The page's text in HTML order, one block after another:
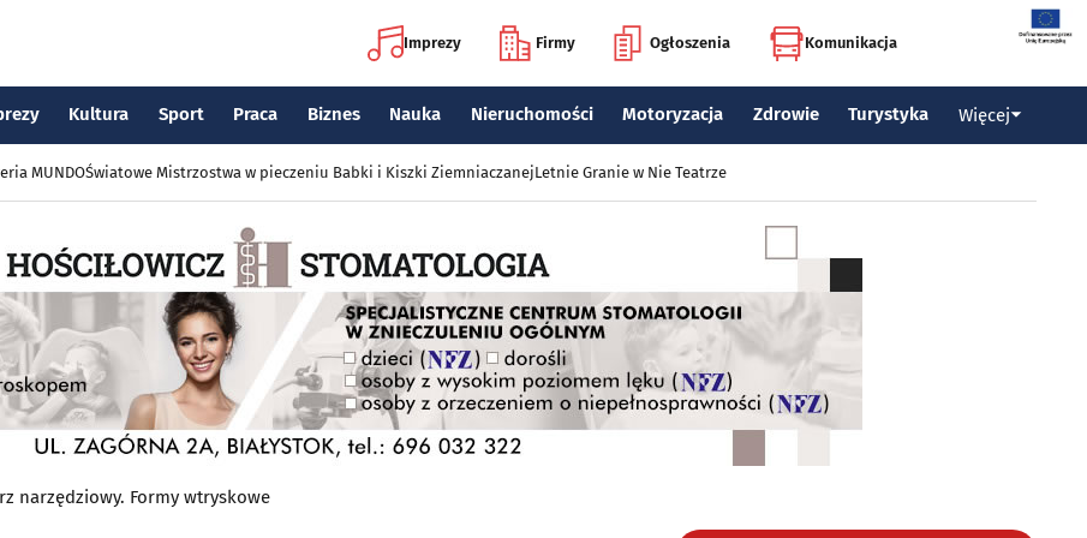
Imprezy Firmy Ogłoszenia Komunikacja
Kultura Sport Praca Biznes Nauka Nieruchomości Motoryzacja Zdrowie Turystyka Więcej
MUNDOŚwiatowe Mistrzostwa w pieczeniu Babki i Kiszki ZiemniaczanejLetnie Granie w Nie Teatrze
narzędziowy. Formy wtryskowe